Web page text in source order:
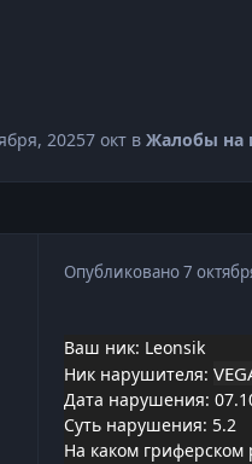
20257 октв Жалобы на
Опубликовано7
Ваш ник: Leonsik
Ник нарушителя:
Дата нарушения:
Суть нарушения: 5.2
На каком гриферском